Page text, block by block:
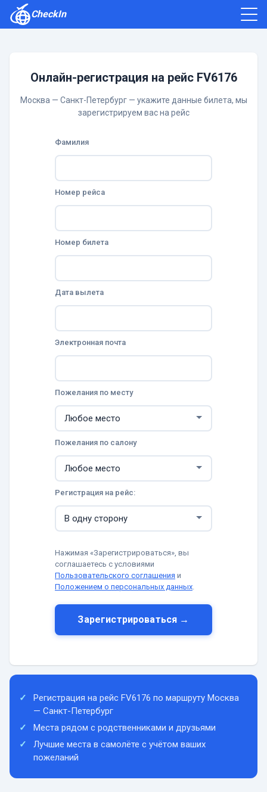
CheckIn
Онлайн-регистрация на рейс FV6176
Москва — Санкт-Петербург — укажите данные билета, мы
зарегистрируем вас на рейс
Фамилия
Номер рейса
Номер билета
Дата вылета
Электронная почта
Пожелания по месту
Пожелания по салону
Регистрация на рейс:
Нажимая «Зарегистрироваться», вы
соглашаетесь с условиями
Пользовательского соглашения и
Положением о персональных данных.
Зарегистрироваться →
Регистрация на рейс FV6176 по маршруту Москва
— Санкт-Петербург
Места рядом с родственниками и друзьями
Лучшие места в самолёте с учётом ваших
пожеланий